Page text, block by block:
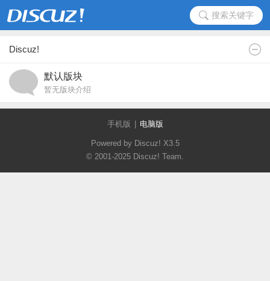
搜索关键字
Discuz!
默认版块
暂无版块介绍
手机版 电脑版
Powered by Discuz! X3.5
© 2001-2025 Discuz! Team.